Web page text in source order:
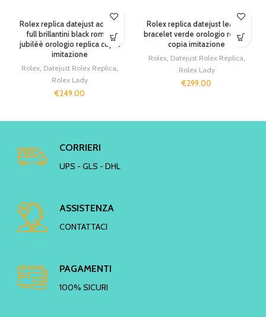
Rolex replica datejust acciaio
full brillantini black roman
jubilèè orologio replica copia
imitazione
Rolex, Datejust Rolex Replica,
Rolex Lady
€249.00
Rolex replica datejust leather
bracelet verde orologio replica
copia imitazione
Rolex, Datejust Rolex Replica,
Rolex Lady
€299.00
CORRIERI
UPS - GLS - DHL
ASSISTENZA
CONTATTACI
PAGAMENTI
100% SICURI